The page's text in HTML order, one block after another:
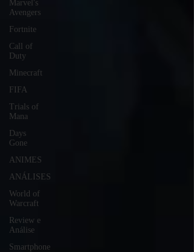
Marvel's
Avengers
Fortnite
Call of
Duty
Minecraft
FIFA
Trials of
Mana
Days
Gone
ANIMES
ANÁLISES
World of
Warcraft
Review e
Análise
Smartphone